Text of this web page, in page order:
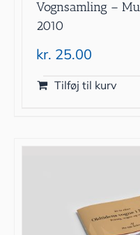
Vognsamling –
2010
kr. 25.00
Tilføj til kurv